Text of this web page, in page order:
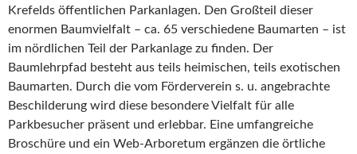
Krefelds öffentlichen Parkanlagen. Den Großteil dieser
enormen Baumvielfalt – ca. 65 verschiedene Baumarten – ist
im nördlichen Teil der Parkanlage zu finden. Der
Baumlehrpfad besteht aus teils heimischen, teils exotischen
Baumarten. Durch die vom Förderverein s. u. angebrachte
Beschilderung wird diese besondere Vielfalt für alle
Parkbesucher präsent und erlebbar. Eine umfangreiche
Broschüre und ein Web-Arboretum ergänzen die örtliche